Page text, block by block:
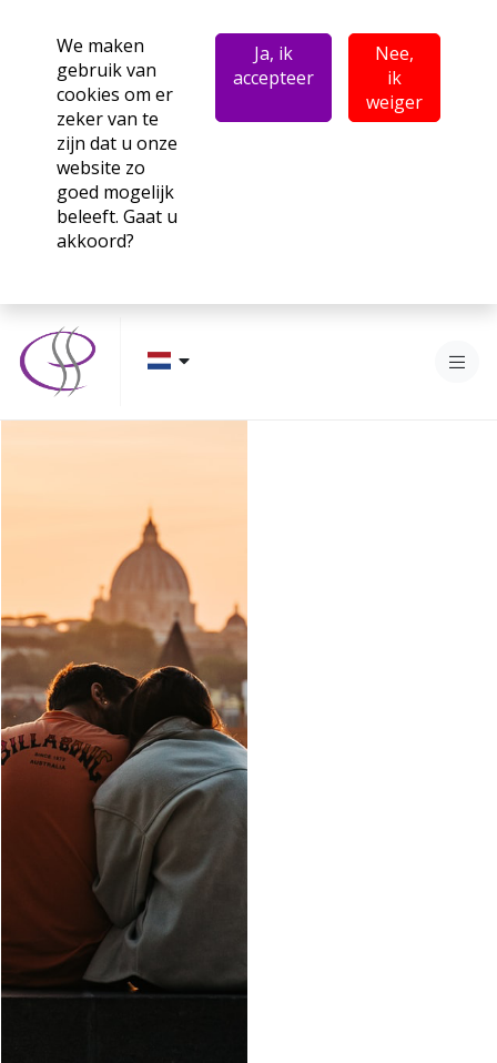
We maken
gebruik van
cookies om er
zeker van te
zijn dat u onze
website zo
goed mogelijk
beleeft. Gaat u
akkoord?
Ja, ik
accepteer
Nee,
ik
weiger